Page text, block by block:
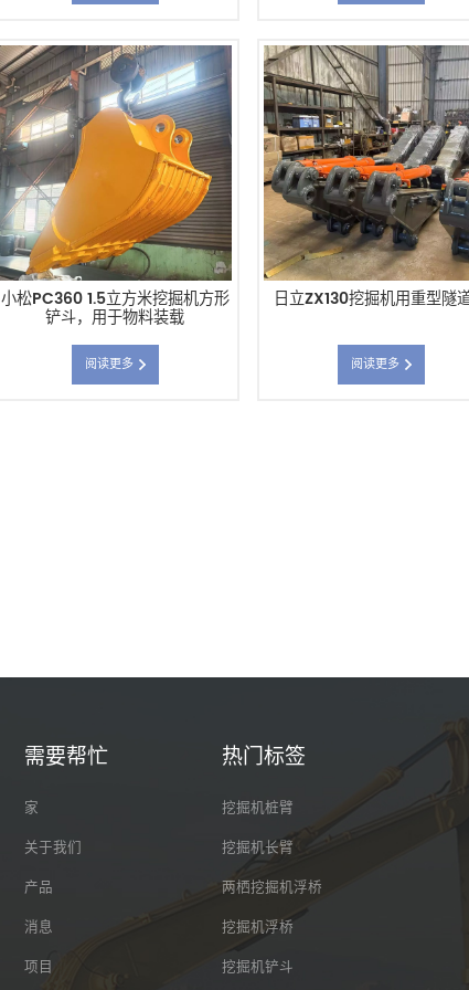
小松PC360 1.5立方米挖掘机方形
铲斗，用于物料装载
阅读更多
日立ZX130挖掘机用重型隧
阅读更多
需要帮忙
家
关于我们
产品
消息
项目
热门标签
挖掘机桩臂
挖掘机长臂
两栖挖掘机浮桥
挖掘机浮桥
挖掘机铲斗